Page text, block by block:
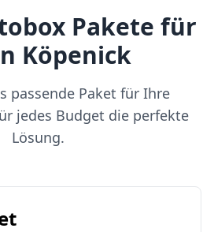
Pakete für
Köpenick
passende Paket für Ihre
jedes Budget die perfekte
Lösung.